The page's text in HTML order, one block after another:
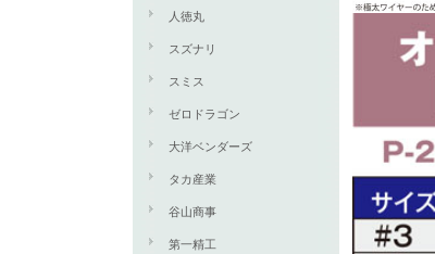
人徳丸
スズナリ
スミス
ゼロドラゴン
大洋ベンダーズ
タカ産業
谷山商事
第一精工